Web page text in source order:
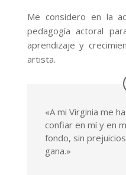
Me considero en la
pedagogía actoral
aprendizaje y
artista.
«A mi Virginia me
confiar en mí y en
fondo, sin
gana.»